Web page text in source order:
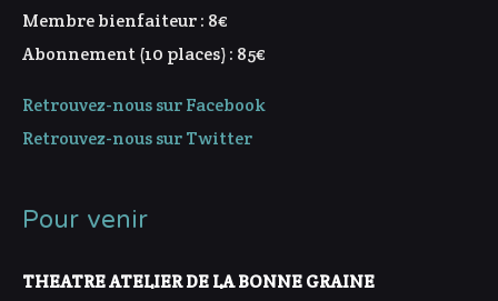
Membre bienfaiteur : 8€
Abonnement (10 places) : 85€
Retrouvez-nous sur Facebook
Retrouvez-nous sur Twitter
Pour venir
THEATRE ATELIER DE LA BONNE GRAINE